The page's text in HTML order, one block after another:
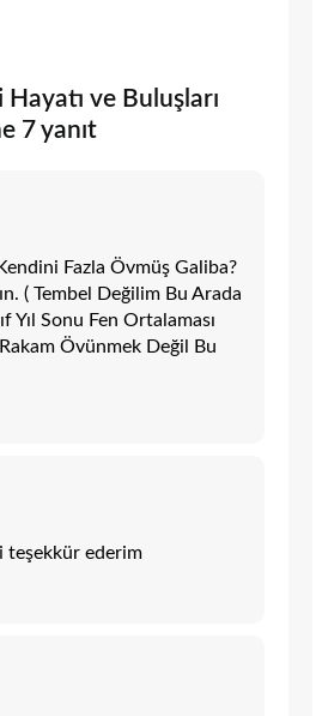
Hayatı ve Buluşları
7 yanıt
Fazla Övmüş Galiba?
( Tembel Değilim Bu Arada
Yıl Sonu Fen Ortalaması
Övünmek Değil Bu
teşekkür ederim